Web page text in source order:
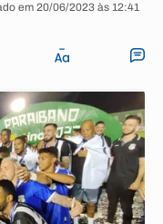
em 20/06/2023 às 12:41